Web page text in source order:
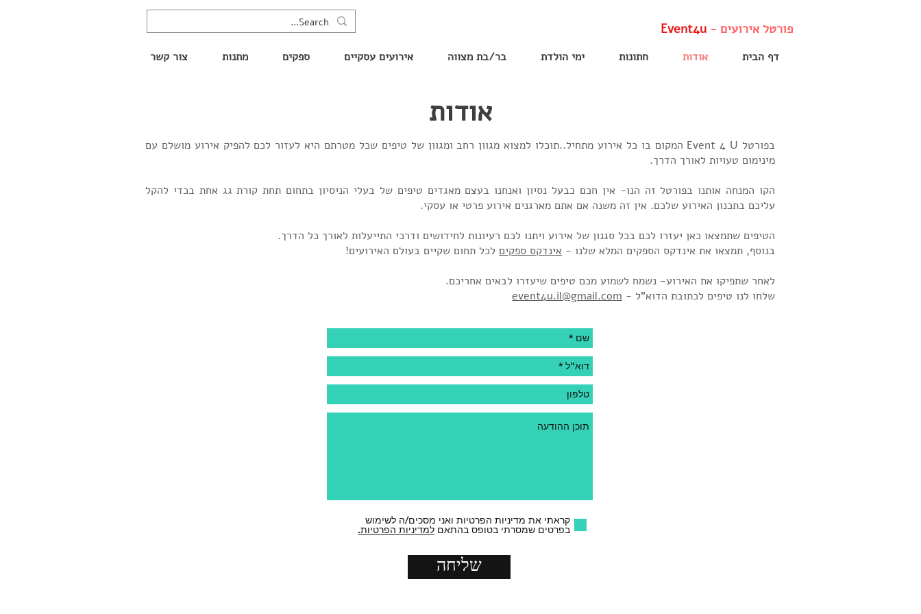
פורטל אירועים - Event4u
דף הבית אודות חתונות ימי הולדת בר/בת מצווה אירועים עסקיים ספקים מתנות צור קשר
אודות
בפורטל Event 4 U המקום בו כל אירוע מתחיל..תוכלו למצוא מגוון רחב ומגוון של טיפים שכל מטרתם היא לעזור לכם להפיק אירוע מושלם עם
מינימום טעויות לאורך הדרך.
הקו המנחה אותנו בפורטל זה הנו- אין חכם כבעל נסיון ואנחנו בעצם מאגדים טיפים של בעלי הניסיון בתחום תחת קורת גג אחת בכדי להקל
עליכם בתכנון האירוע שלכם. אין זה משנה אם אתם מארגנים אירוע פרטי או עסקי.
הטיפים שתמצאו כאן יעזרו לכם בכל סגנון של אירוע ויתנו לכם רעיונות לחידושים ודרכי התייעלות לאורך כל הדרך.
בנוסף, תמצאו את אינדקס הספקים המלא שלנו - אינדקס ספקים לכל תחום שקיים בעולם האירועים!
לאחר שתפיקו את האירוע- נשמח לשמוע מכם טיפים שיעזרו לבאים אחריכם.
שלחו לנו טיפים לכתובת הדוא"ל - event4u.il@gmail.com
קראתי את מדיניות הפרטיות ואני מסכים/ה לשימוש
בפרטים שמסרתי בטופס בהתאם למדיניות הפרטיות.
שליחה